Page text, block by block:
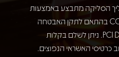
הסליקה מתבצע באמצעות
חברת COMAX בהתאם לתקן האבטחה
המחמיר PCI DSS. ניתן לשלם בקלות
כרטיסי האשראי הנפוצים.